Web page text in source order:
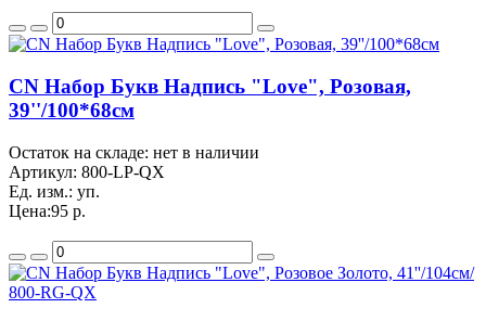
CN Набор Букв Надпись "Love", Розовая,
39''/100*68см
Остаток на складе: нет в наличии
Артикул: 800-LP-QX
Ед. изм.: уп.
Цена:95 р.